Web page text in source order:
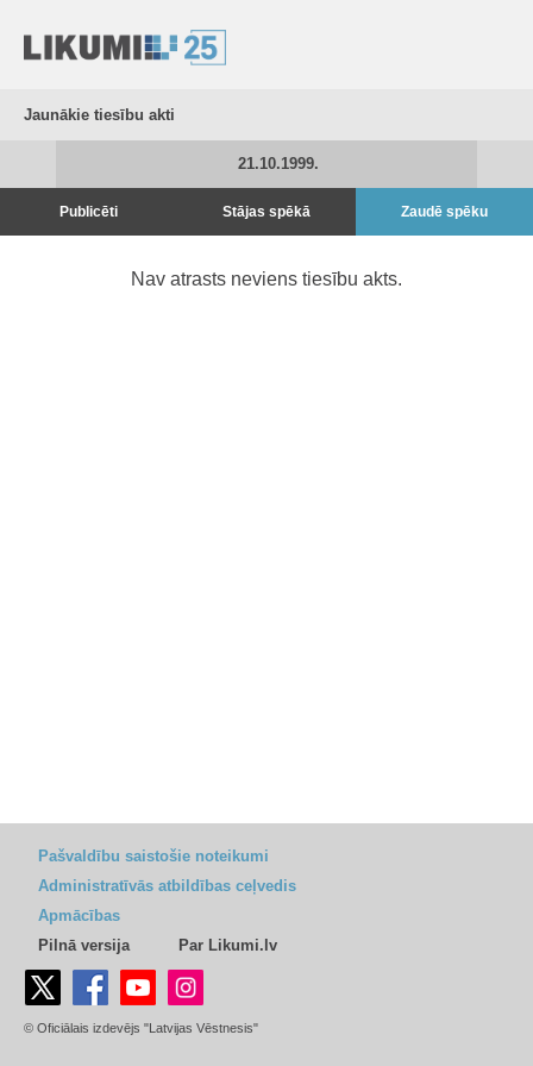
Jaunākie tiesību akti
21.10.1999.
Publicēti Stājas spēkā Zaudē spēku
Nav atrasts neviens tiesību akts.
Pašvaldību saistošie noteikumi
Administratīvās atbildības ceļvedis
Apmācības
Pilnā versija
Par Likumi.lv
© Oficiālais izdevējs "Latvijas Vēstnesis"